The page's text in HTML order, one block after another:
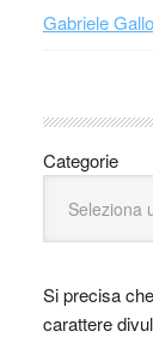
Gabriele
Categorie
Si precisa
carattere